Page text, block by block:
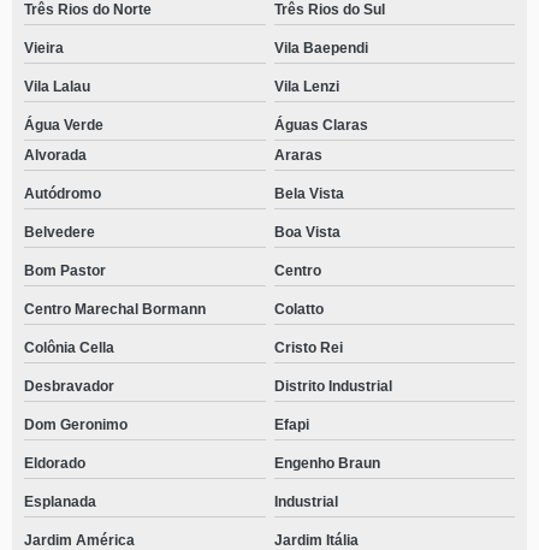
Três Rios do Norte Três Rios do Sul
Vieira Vila Baependi
Vila Lalau Vila Lenzi
Água Verde
Águas Claras
Alvorada
Araras
Autódromo Bela Vista
Belvedere Boa Vista
Bom Pastor Centro
Centro Marechal Bormann Colatto
Colônia Cella Cristo Rei
Desbravador Distrito Industrial
Dom Geronimo Efapi
Eldorado Engenho Braun
Esplanada Industrial
Jardim América Jardim Itália